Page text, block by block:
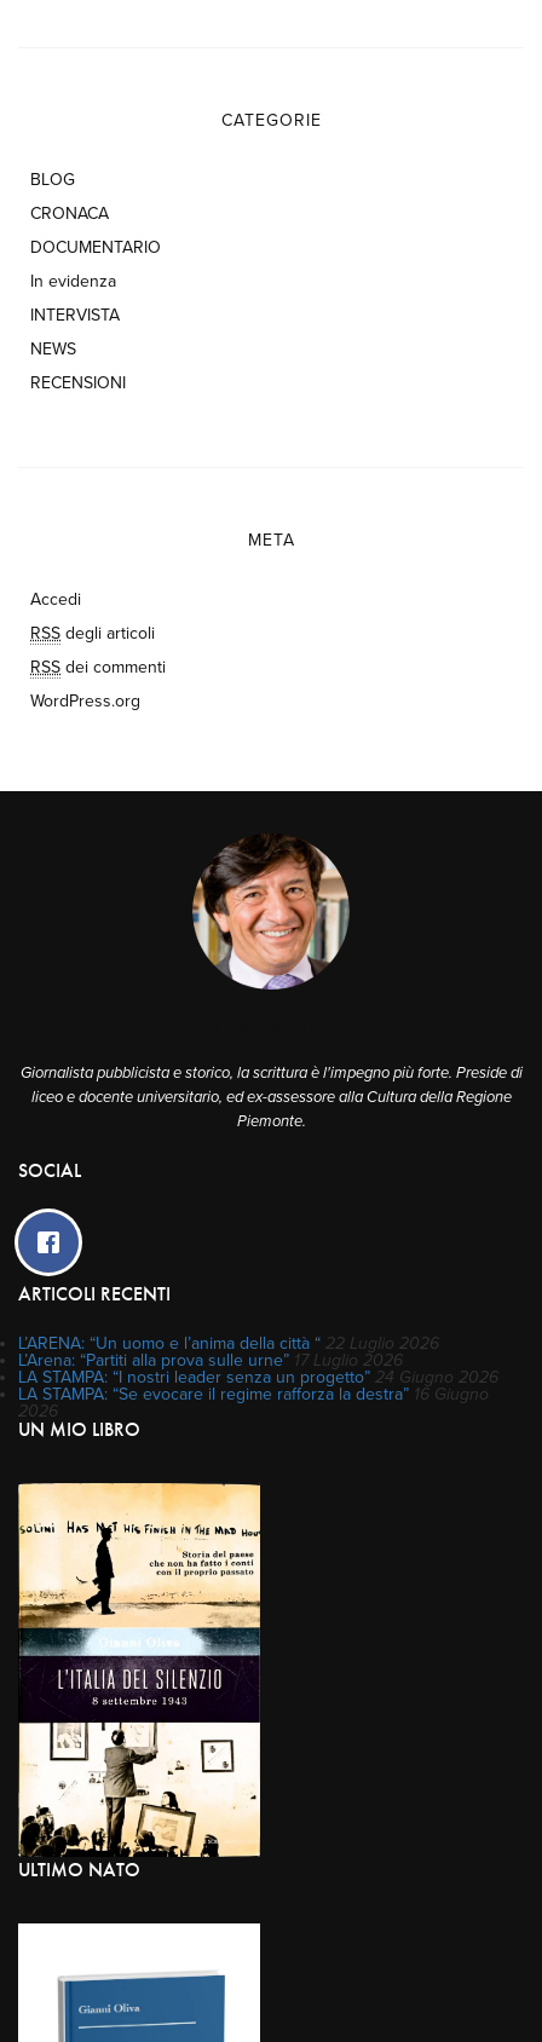
CATEGORIE
BLOG
CRONACA
DOCUMENTARIO
In evidenza
INTERVISTA
NEWS
RECENSIONI
META
Accedi
RSS degli articoli
RSS dei commenti
WordPress.org
Giornalista pubblicista e storico, la scrittura è l'impegno più forte. Preside di
liceo e docente universitario, ed ex-assessore alla Cultura della Regione
Piemonte.
SOCIAL
ARTICOLI RECENTI
L’ARENA: “Un uomo e l’anima della città “ 22 Luglio 2026
L’Arena: “Partiti alla prova sulle urne” 17 Luglio 2026
LA STAMPA: “I nostri leader senza un progetto” 24 Giugno 2026
LA STAMPA: “Se evocare il regime rafforza la destra” 16 Giugno
2026
UN MIO LIBRO
ULTIMO NATO